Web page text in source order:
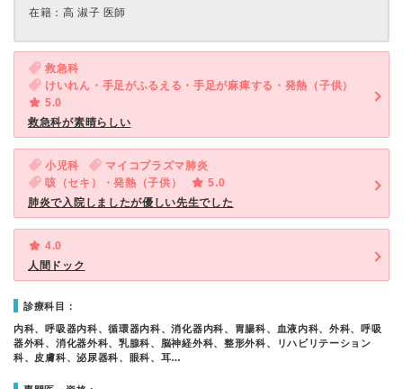
在籍：高 淑子 医師
救急科
けいれん・手足がふるえる・手足が麻痺する・発熱（子供）
5.0
救急科が素晴らしい
小児科
マイコプラズマ肺炎
咳（セキ）・発熱（子供）
5.0
肺炎で入院しましたが優しい先生でした
4.0
人間ドック
診療科目：
内科、呼吸器内科、循環器内科、消化器内科、胃腸科、血液内科、外科、呼吸
器外科、消化器外科、乳腺科、脳神経外科、整形外科、リハビリテーション
科、皮膚科、泌尿器科、眼科、耳…